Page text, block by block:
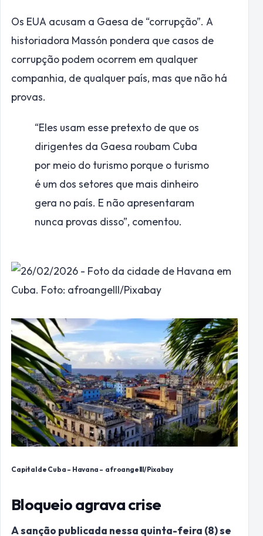
Os EUA acusam a Gaesa de “corrupção”. A
historiadora Massón pondera que casos de
corrupção podem ocorrem em qualquer
companhia, de qualquer país, mas que não há
provas.
“Eles usam esse pretexto de que os
dirigentes da Gaesa roubam Cuba
por meio do turismo porque o turismo
é um dos setores que mais dinheiro
gera no país. E não apresentaram
nunca provas disso”, comentou.
Capital de Cuba – Havana – afroangelll/Pixabay
Bloqueio agrava crise
A sanção publicada nessa quinta-feira (8) se